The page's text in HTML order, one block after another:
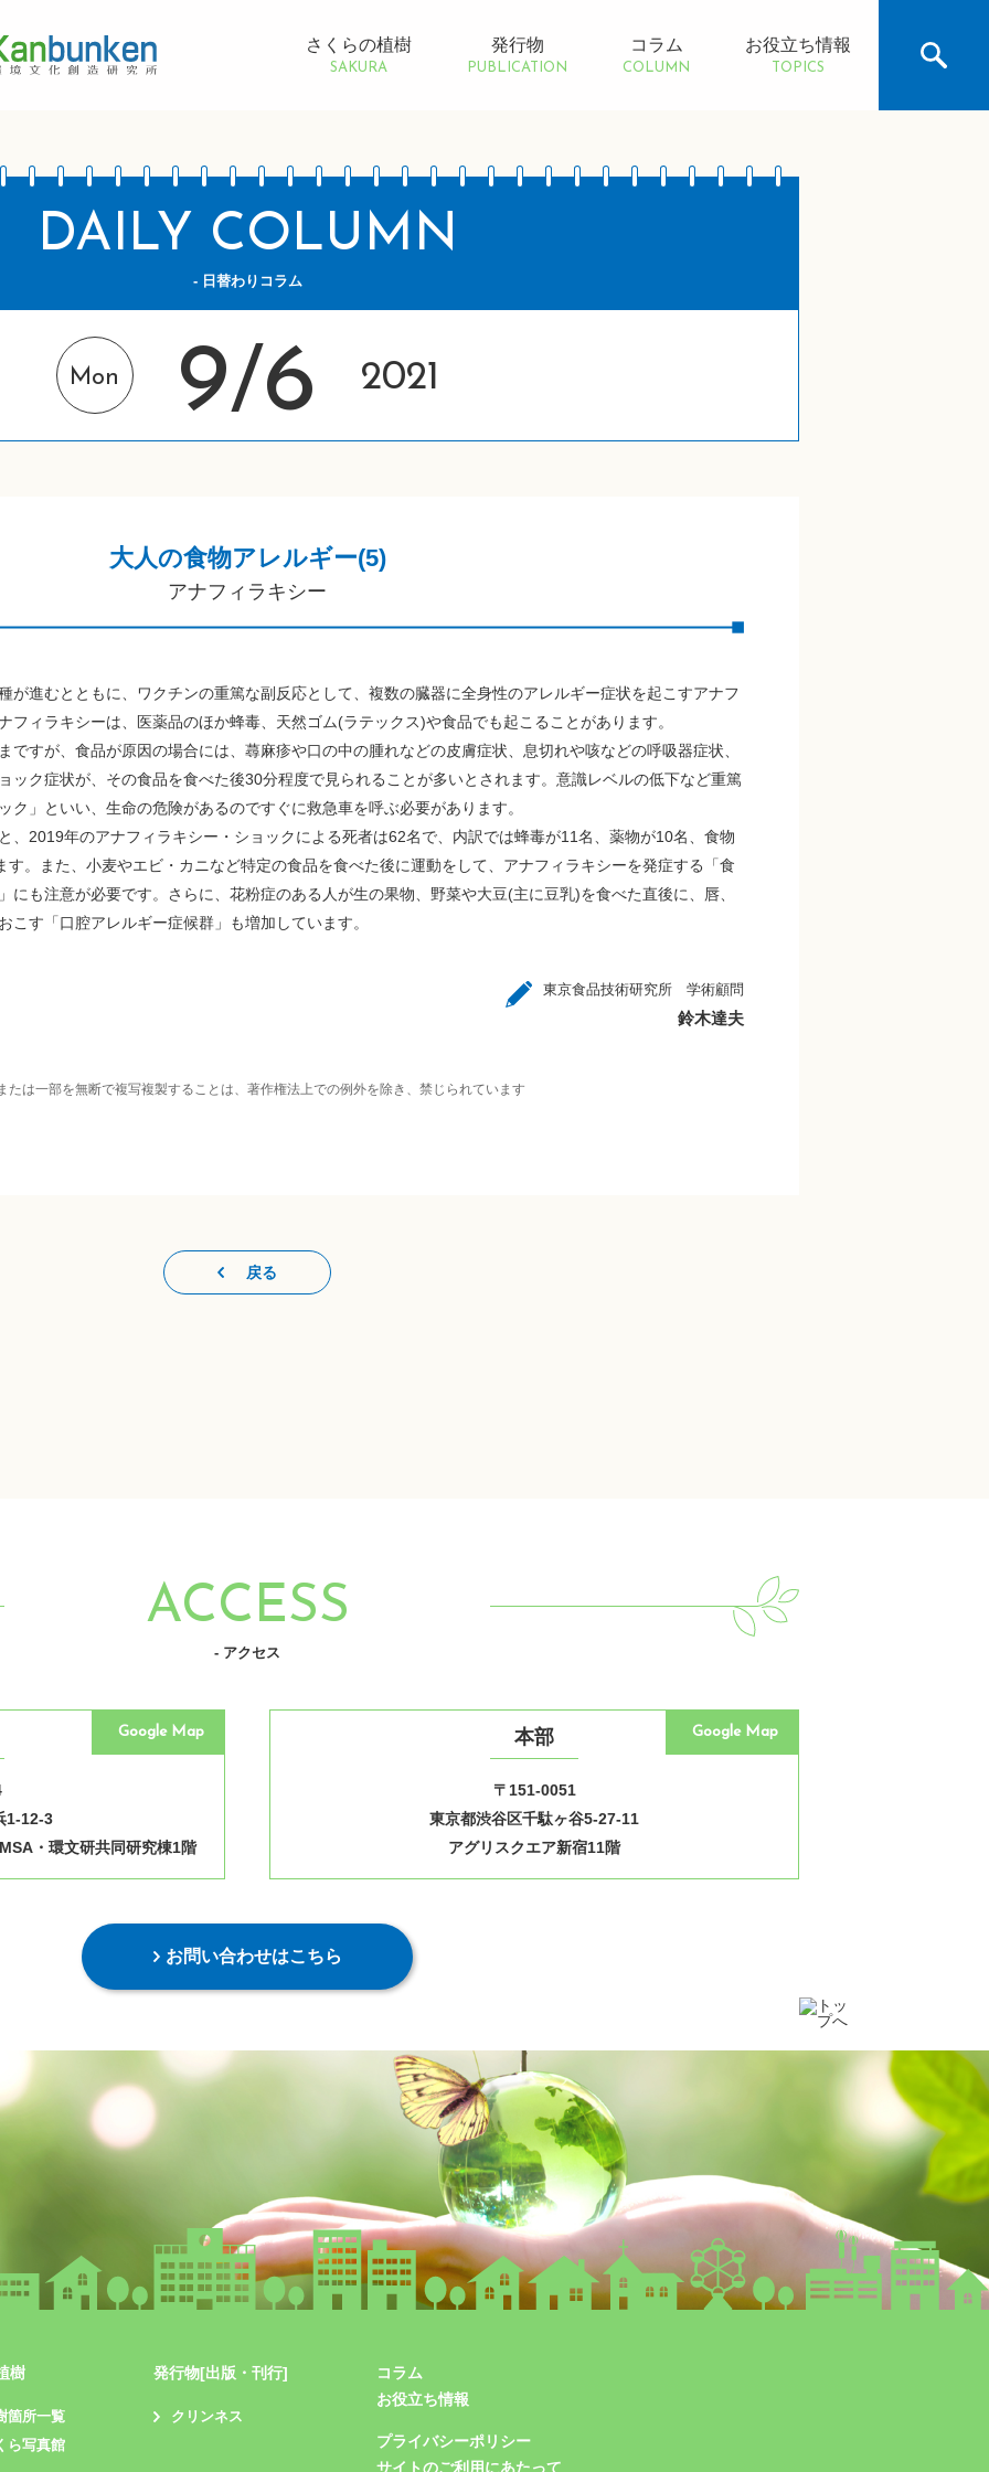
さくらの植樹
SAKURA
発行物
PUBLICATION
コラム
COLUMN
お役立ち情報
TOPICS
DAILY COLUMN
- 日替わりコラム
Mon 9/6 2021
大人の食物アレルギー(5)
アナフィラキシー
進むとともに、ワクチンの重篤な副反応として、複数の臓器に全身性のアレルギー症状を起こすアナフ
フィラキシーは、医薬品のほか蜂毒、天然ゴム(ラテックス)や食品でも起こることがあります。
すが、食品が原因の場合には、蕁麻疹や口の中の腫れなどの皮膚症状、息切れや咳などの呼吸器症状、
ック症状が、その食品を食べた後30分程度で見られることが多いとされます。意識レベルの低下など重篤
ク」といい、生命の危険があるのですぐに救急車を呼ぶ必要があります。
2019年のアナフィラキシー・ショックによる死者は62名で、内訳では蜂毒が11名、薬物が10名、食物
。また、小麦やエビ・カニなど特定の食品を食べた後に運動をして、アナフィラキシーを発症する「食
にも注意が必要です。さらに、花粉症のある人が生の果物、野菜や大豆(主に豆乳)を食べた直後に、唇、
こす「口腔アレルギー症候群」も増加しています。
東京食品技術研究所 学術顧問
鈴木達夫
たは一部を無断で複写複製することは、著作権法上での例外を除き、禁じられています
戻る
ACCESS
- アクセス
1-12-3
・環文研共同研究棟1階
Google Map 本部
〒151-0051
東京都渋谷区千駄ヶ谷5-27-11
アグリスクエア新宿11階
Google Map
お問い合わせはこちら
樹
箇所一覧
ら写真館
発行物[出版・刊行]
クリンネス
コラム
お役立ち情報
プライバシーポリシー
サイトのご利用にあたって